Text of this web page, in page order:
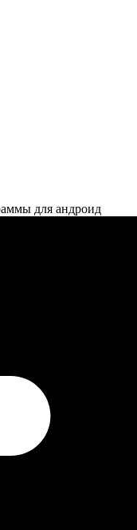
для андроид